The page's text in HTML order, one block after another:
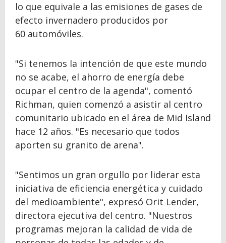
lo que equivale a las emisiones de gases de
efecto invernadero producidos por
60 automóviles.
"Si tenemos la intención de que este mundo
no se acabe, el ahorro de energía debe
ocupar el centro de la agenda", comentó
Richman, quien comenzó a asistir al centro
comunitario ubicado en el área de Mid Island
hace 12 años. "Es necesario que todos
aporten su granito de arena".
"Sentimos un gran orgullo por liderar esta
iniciativa de eficiencia energética y cuidado
del medioambiente", expresó Orit Lender,
directora ejecutiva del centro. "Nuestros
programas mejoran la calidad de vida de